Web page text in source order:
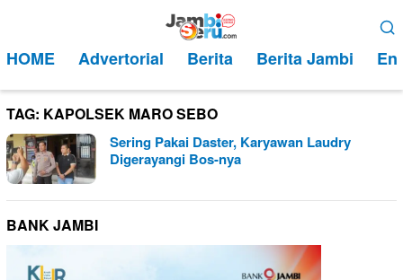
kontenMobile
HOME Advertorial Berita Berita Jambi
TAG: KAPOLSEK MARO SEBO
Sering Pakai Daster, Karyawan Laudry
Digerayangi Bos-nya
BANK JAMBI